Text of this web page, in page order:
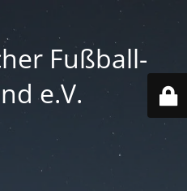
Fußball-
e.V.